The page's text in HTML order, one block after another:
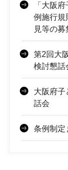
「大阪
例施行規
見等の募
第2回大
検討懇話
大阪府子
話会
条例制定